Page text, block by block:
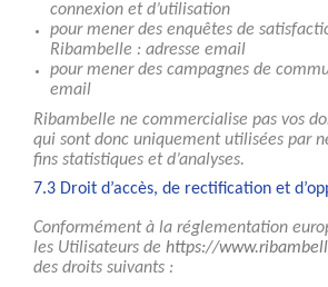
connexion et d’utilisation
pour mener des enquêtes de
Ribambelle : adresse email
pour mener des campagnes de
email
Ribambelle ne commercialise pas vos
qui sont donc uniquement utilisées par
fins statistiques et d’analyses.
7.3 Droit d’accès, de rectification et
Conformément à la réglementation
les Utilisateurs de https://
des droits suivants :